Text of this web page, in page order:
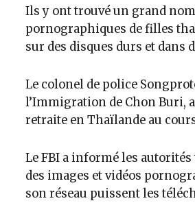
Ils y ont trouvé un grand
pornographiques de filles
sur des disques durs et
Le colonel de police
l’Immigration de Chon Buri,
retraite en Thaïlande au
Le FBI a informé les
des images et vidéos
son réseau puissent les